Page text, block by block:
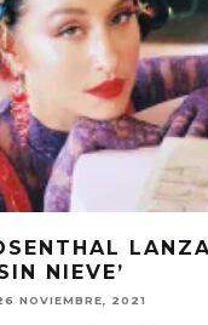
NIEVE’
NOVIEMBRE, 2021